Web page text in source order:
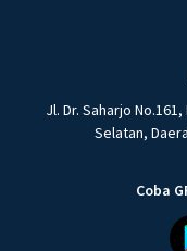
Jl. Dr. Saharjo
Selatan,
Coba